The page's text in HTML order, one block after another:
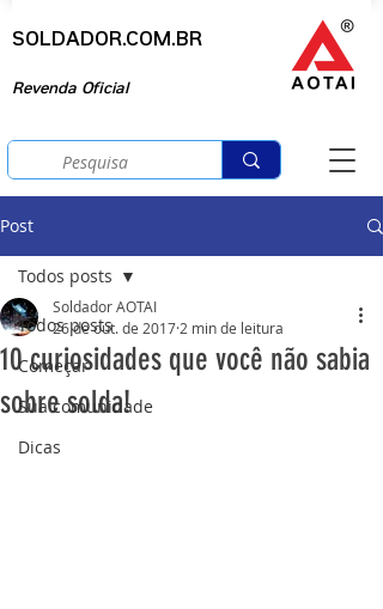
SOLDADOR.COM.BR
Revenda Oficial
Post
Todos posts
Começar
Sua comunidade
Dicas
Todos posts
10 curiosidades que você não sabia
sobre solda!
Soldador AOTAI
26 de out. de 2017 2 min de leitura